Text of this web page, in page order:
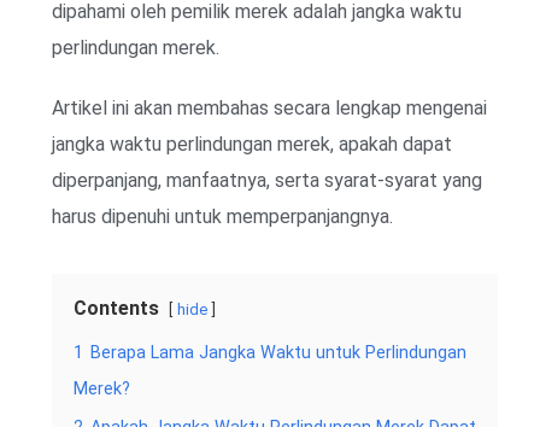
dipahami oleh pemilik merek adalah jangka waktu
perlindungan merek.
Artikel ini akan membahas secara lengkap mengenai
jangka waktu perlindungan merek, apakah dapat
diperpanjang, manfaatnya, serta syarat-syarat yang
harus dipenuhi untuk memperpanjangnya.
Contents hide
1
Berapa Lama Jangka Waktu untuk Perlindungan
Merek?